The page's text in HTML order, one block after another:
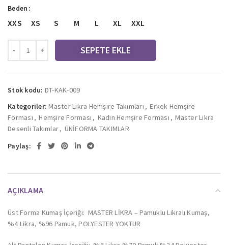
Beden
XXS XS S M L XL XXL
SEPETE EKLE
Stok kodu: DT-KAK-009
Kategoriler: Master Likra Hemşire Takımları , Erkek Hemşire
Forması , Hemşire Forması , Kadın Hemşire Forması , Master Likra
Desenli Takımlar, ÜNİFORMA TAKIMLAR
Paylaş:
AÇIKLAMA
Üst Forma Kumaş İçeriği: MASTER LİKRA – Pamuklu Likralı Kumaş,
%4 Likra, %96 Pamuk, POLYESTER YOKTUR